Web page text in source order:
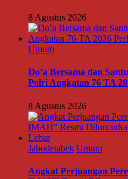
8 Agustus 2026
Umum
Do’a Bersama dan
Polri Angkatan 76 TA
8 Agustus 2026
Jabodetabek Umum
Angkat Perjuangan